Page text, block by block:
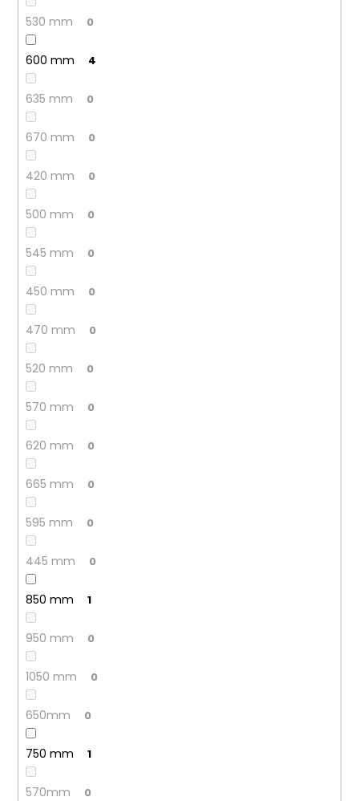
530 mm 0
600 mm 4
635 mm 0
670 mm 0
420 mm 0
500 mm 0
545 mm 0
450 mm 0
470 mm 0
520 mm 0
570 mm 0
620 mm 0
665 mm 0
595 mm 0
445 mm 0
850 mm 1
950 mm 0
1050 mm 0
650mm 0
750 mm 1
570mm 0